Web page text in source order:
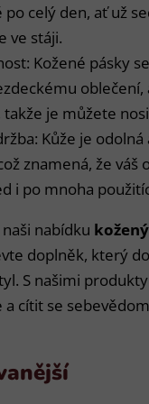
po celý den, ať už
ve stáji.
Kožené pásky
oblečení,
je můžete
Kůže je odolná
znamená, že váš
i po mnoha
nabídku
doplněk, který
S našimi
a cítit se